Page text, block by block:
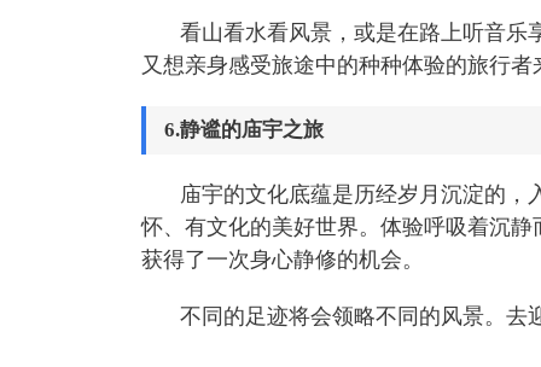
看山看水看风景，或是在路上听音乐
又想亲身感受旅途中的种种体验的旅行者
6.静谧的庙宇之旅
庙宇的文化底蕴是历经岁月沉淀的，
怀、有文化的美好世界。体验呼吸着沉
获得了一次身心静修的机会。
不同的足迹将会领略不同的风景。去